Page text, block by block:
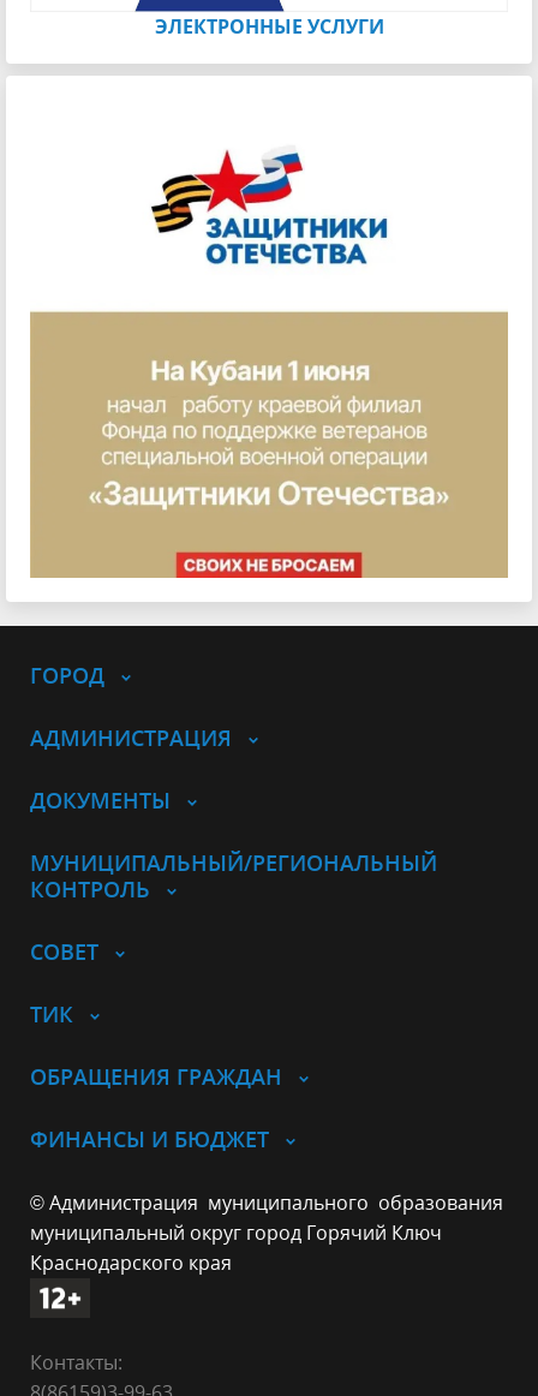
ЭЛЕКТРОННЫЕ УСЛУГИ
ГОРОД
АДМИНИСТРАЦИЯ
ДОКУМЕНТЫ
МУНИЦИПАЛЬНЫЙ/РЕГИОНАЛЬНЫЙ
КОНТРОЛЬ
СОВЕТ
ТИК
ОБРАЩЕНИЯ ГРАЖДАН
ФИНАНСЫ И БЮДЖЕТ
© Администрация муниципального образования
муниципальный округ город Горячий Ключ
Краснодарского края
Контакты: